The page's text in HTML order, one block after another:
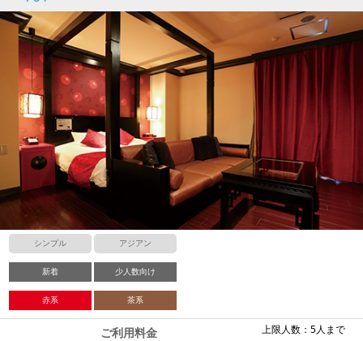
シンプル アジアン
新着 少人数向け
赤系 茶系
上限人数：5人まで
ご利用料金